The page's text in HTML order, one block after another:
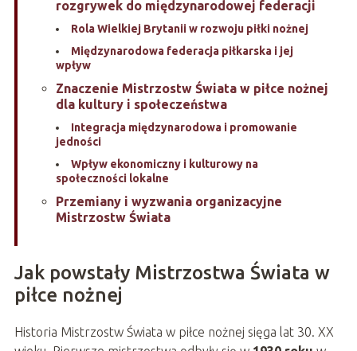
rozgrywek do międzynarodowej federacji
Rola Wielkiej Brytanii w rozwoju piłki nożnej
Międzynarodowa federacja piłkarska i jej
wpływ
Znaczenie Mistrzostw Świata w piłce nożnej
dla kultury i społeczeństwa
Integracja międzynarodowa i promowanie
jedności
Wpływ ekonomiczny i kulturowy na
społeczności lokalne
Przemiany i wyzwania organizacyjne
Mistrzostw Świata
Jak powstały Mistrzostwa Świata w
piłce nożnej
Historia Mistrzostw Świata w piłce nożnej sięga lat 30. XX